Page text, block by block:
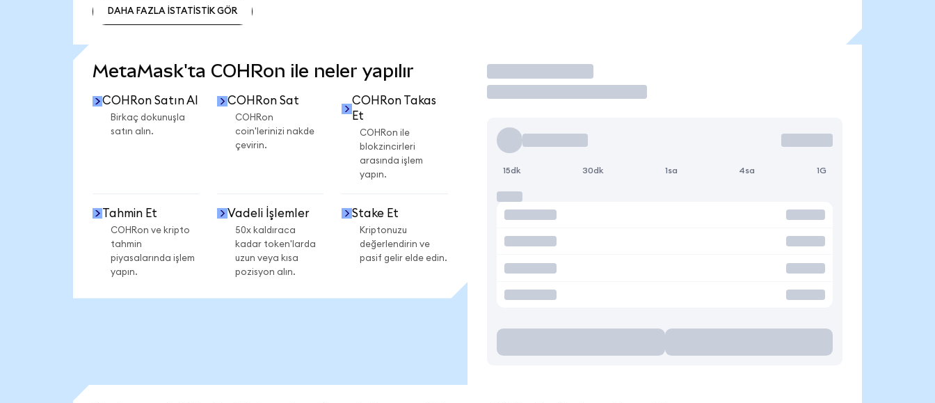
DAHA FAZLA İSTATİSTİK GÖR
MetaMask'ta COHRon ile neler yapılır
COHRon Satın Al
Birkaç dokunuşla
satın alın.
COHRon Sat
COHRon
coin'lerinizi nakde
çevirin.
COHRon Takas
Et
COHRon ile
blokzincirleri
arasında işlem
yapın.
Tahmin Et
COHRon ve kripto
tahmin
piyasalarında işlem
yapın.
Vadeli İşlemler
50x kaldıraca
kadar token'larda
uzun veya kısa
pozisyon alın.
Stake Et
Kriptonuzu
değerlendirin ve
pasif gelir elde edin.
İşlem Yap
15dk 30dk 1sa 4sa 1G